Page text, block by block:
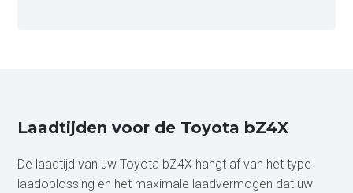
Laadtijden voor de Toyota bZ4X
De laadtijd van uw Toyota bZ4X hangt af van het type
laadoplossing en het maximale laadvermogen dat uw